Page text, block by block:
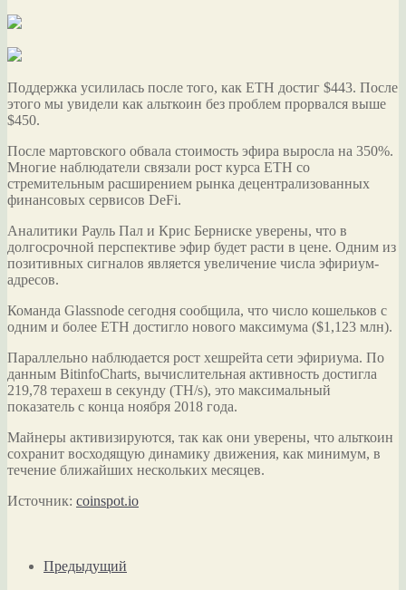
Поддержка усилилась после того, как ETH достиг $443. После
этого мы увидели как альткоин без проблем прорвался выше
$450.
После мартовского обвала стоимость эфира выросла на 350%.
Многие наблюдатели связали рост курса ETH со
стремительным расширением рынка децентрализованных
финансовых сервисов DeFi.
Аналитики Рауль Пал и Крис Берниске уверены, что в
долгосрочной перспективе эфир будет расти в цене. Одним из
позитивных сигналов является увеличение числа эфириум-
адресов.
Команда Glassnode сегодня сообщила, что число кошельков с
одним и более ETH достигло нового максимума ($1,123 млн).
Параллельно наблюдается рост хешрейта сети эфириума. По
данным BitinfoCharts, вычислительная активность достигла
219,78 терахеш в секунду (TH/s), это максимальный
показатель с конца ноября 2018 года.
Майнеры активизируются, так как они уверены, что альткоин
сохранит восходящую динамику движения, как минимум, в
течение ближайших нескольких месяцев.
Источник: coinspot.io
Предыдущий